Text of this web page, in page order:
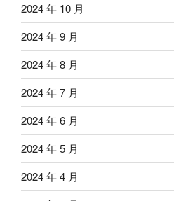
2024 年 10 月
2024 年 9 月
2024 年 8 月
2024 年 7 月
2024 年 6 月
2024 年 5 月
2024 年 4 月